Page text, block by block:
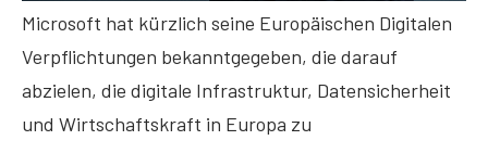
Microsoft hat kürzlich seine Europäischen Digitalen
Verpflichtungen bekanntgegeben, die darauf
abzielen, die digitale Infrastruktur, Datensicherheit
und Wirtschaftskraft in Europa zu